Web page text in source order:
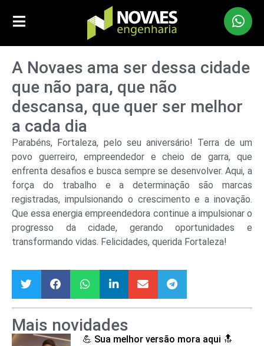
A Novaes ama ser dessa cidade
que não para, que não
descansa, que quer ser melhor
a cada dia
Parabéns, Fortaleza, pelo seu aniversário! Terra de um
povo guerreiro, empreendedor e cheio de garra, que
enfrenta desafios e busca sempre se desenvolver. Aqui, a
força do trabalho e a determinação são marcas
registradas, impulsionando o crescimento e a inovação.
Que essa energia empreendedora continue a impulsionar o
progresso da cidade, gerando oportunidades e
transformando vidas. Felicidades, querida Fortaleza!
Mais novidades
💪 Sua melhor versão mora aqui 🔝